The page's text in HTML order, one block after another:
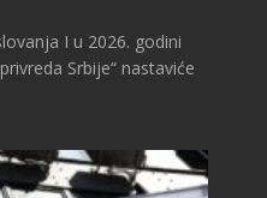
I u 2026. godini
Srbije“ nastaviće